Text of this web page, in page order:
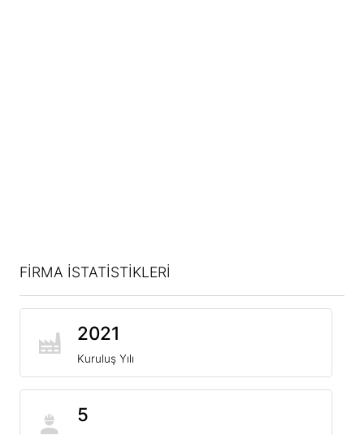
FİRMA İSTATİSTİKLERİ
2021
Kuruluş Yılı
5